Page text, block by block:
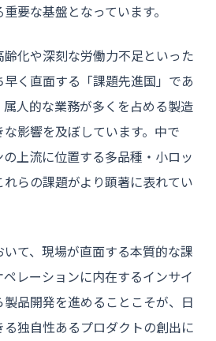
要な基盤となっています。
化や深刻な労働力不足といった
く直面する「課題先進国」であ
人的な業務が多くを占める製造
影響を及ぼしています。中で
上流に位置する多品種・小ロッ
れらの課題がより顕著に表れてい
て、現場が直面する本質的な課
レーションに内在するインサイ
製品開発を進めることこそが、日
独自性あるプロダクトの創出に